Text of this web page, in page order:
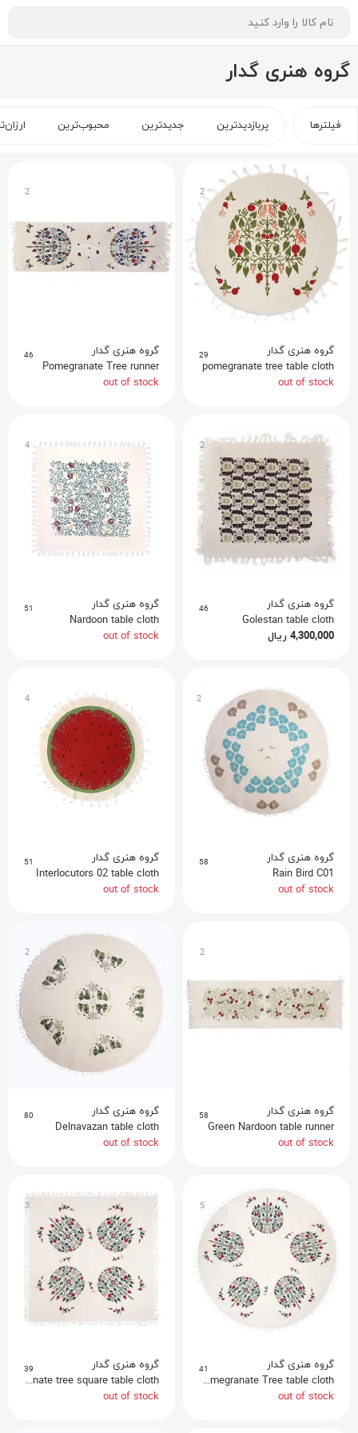
گروه هنری گدار
فیلترها پربازدیدترین جدیدترین محبوب‌ترین
2
گروه هنری گدار 29
pomegranate tree table cloth
out of stock
2
گروه هنری گدار 46
Pomegranate Tree runner
out of stock
2
گروه هنری گدار 46
Golestan table cloth
4,300,000 ریال
4
گروه هنری گدار 51
Nardoon table cloth
out of stock
2
گروه هنری گدار 58
Rain Bird C01
out of stock
4
گروه هنری گدار 51
Interlocutors 02 table cloth
out of stock
2
گروه هنری گدار 58
Green Nardoon table runner
out of stock
2
گروه هنری گدار 80
Delnavazan table cloth
out of stock
5
گروه هنری گدار 41
Pomegranate Tree table cloth
out of stock
3
گروه هنری گدار 39
pomegranate tree square table cloth
out of stock